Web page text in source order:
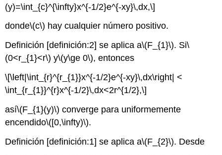
(y)=\int_{c}^{\infty}x^{-1/2}e^{-xy}\,dx,\]
donde\(c\) hay cualquier número positivo.
Definición [definición:2] se aplica a\(F_{1}\). Si\
(0<r_{1}<r\) y\(y\ge 0\), entonces
\[\left|\int_{r}^{r_{1}}x^{-1/2}e^{-xy}\,dx\right| <
\int_{r_{1}}^{r}x^{-1/2}\,dx<2r^{1/2},\]
así\(F_{1}(y)\) converge para uniformemente
encendido\([0,\infty)\).
Definición [definición:1] se aplica a\(F_{2}\). Desde